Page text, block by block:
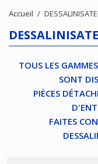
Accueil
TOUS LES
SONT
PIÈCES
FAITES